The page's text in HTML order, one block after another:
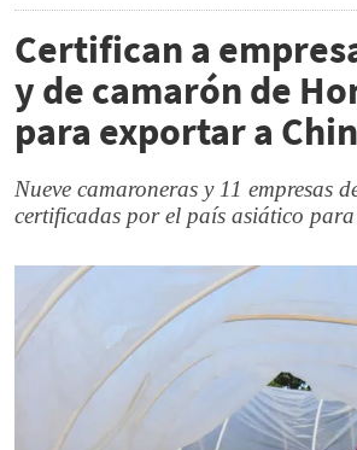
Certifican a
y de camarón de
para exportar a
Nueve camaroneras y 11 empresas
certificadas por el país asiático para